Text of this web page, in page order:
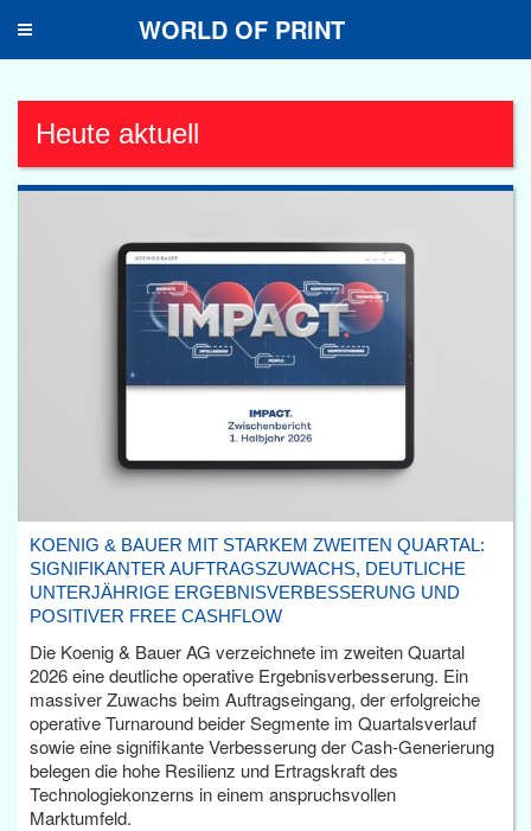
Toggle
WORLD OF PRINT
Heute aktuell
KOENIG & BAUER MIT STARKEM ZWEITEN QUARTAL:
SIGNIFIKANTER AUFTRAGSZUWACHS, DEUTLICHE
UNTERJÄHRIGE ERGEBNISVERBESSERUNG UND
POSITIVER FREE CASHFLOW
Die Koenig & Bauer AG verzeichnete im zweiten Quartal
2026 eine deutliche operative Ergebnisverbesserung. Ein
massiver Zuwachs beim Auftragseingang, der erfolgreiche
operative Turnaround beider Segmente im Quartalsverlauf
sowie eine signifikante Verbesserung der Cash-Generierung
belegen die hohe Resilienz und Ertragskraft des
Technologiekonzerns in einem anspruchsvollen
Marktumfeld.